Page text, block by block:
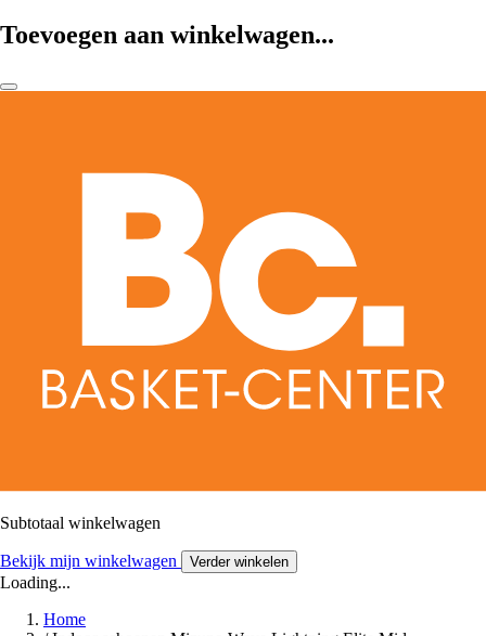
Toevoegen aan winkelwagen...
Subtotaal winkelwagen
Bekijk mijn winkelwagen Verder winkelen
Loading...
Home